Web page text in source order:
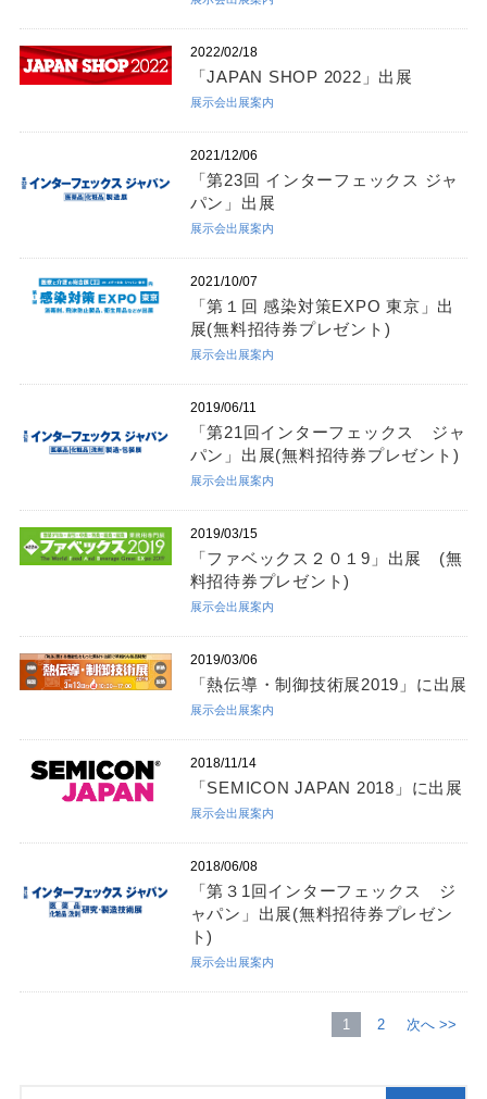
2022/02/18
「JAPAN SHOP 2022」出展
展示会出展案内
2021/12/06
「第23回 インターフェックス ジャ
パン」出展
展示会出展案内
2021/10/07
「第１回 感染対策EXPO 東京」出
展(無料招待券プレゼント)
展示会出展案内
2019/06/11
「第21回インターフェックス ジャ
パン」出展(無料招待券プレゼント)
展示会出展案内
2019/03/15
「ファベックス２０１9」出展 (無
料招待券プレゼント)
展示会出展案内
2019/03/06
「熱伝導・制御技術展2019」に出展
展示会出展案内
2018/11/14
「SEMICON JAPAN 2018」に出展
展示会出展案内
2018/06/08
「第３1回インターフェックス ジ
ャパン」出展(無料招待券プレゼン
ト)
展示会出展案内
1 2 次へ >>